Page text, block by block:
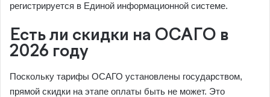
регистрируется в Единой информационной системе.
Есть ли скидки на ОСАГО в
2026 году
Поскольку тарифы ОСАГО установлены государством,
прямой скидки на этапе оплаты быть не может. Это